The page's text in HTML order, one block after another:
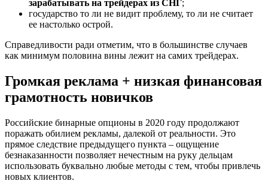
зарабатывать на трейдерах из СНГ;
государство то ли не видит проблему, то ли не считает
ее настолько острой.
Справедливости ради отметим, что в большинстве случаев
как минимум половина вины лежит на самих трейдерах.
Громкая реклама + низкая финансовая
грамотность новичков
Российские бинарные опционы в 2020 году продолжают
поражать обилием рекламы, далекой от реальности. Это
прямое следствие предыдущего пункта – ощущение
безнаказанности позволяет нечестным на руку дельцам
использовать буквально любые методы с тем, чтобы привлечь
новых клиентов.